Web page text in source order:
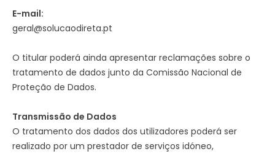
E-mail:
geral@solucaodireta.pt
O titular poderá ainda apresentar reclamações sobre o
tratamento de dados junto da Comissão Nacional de
Proteção de Dados.
Transmissão de Dados
O tratamento dos dados dos utilizadores poderá ser
realizado por um prestador de serviços idóneo,